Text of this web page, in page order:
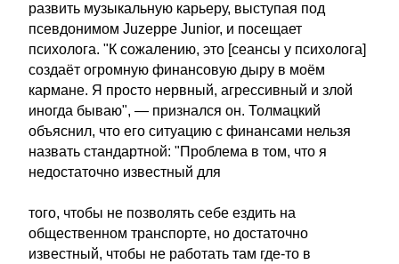
развить музыкальную карьеру, выступая под
псевдонимом Juzeppe Junior, и посещает
психолога. "К сожалению, это [сеансы у психолога]
создаёт огромную финансовую дыру в моём
кармане. Я просто нервный, агрессивный и злой
иногда бываю", — признался он. Толмацкий
объяснил, что его ситуацию с финансами нельзя
назвать стандартной: "Проблема в том, что я
недостаточно известный для
того, чтобы не позволять себе ездить на
общественном транспорте, но достаточно
известный, чтобы не работать там где-то в